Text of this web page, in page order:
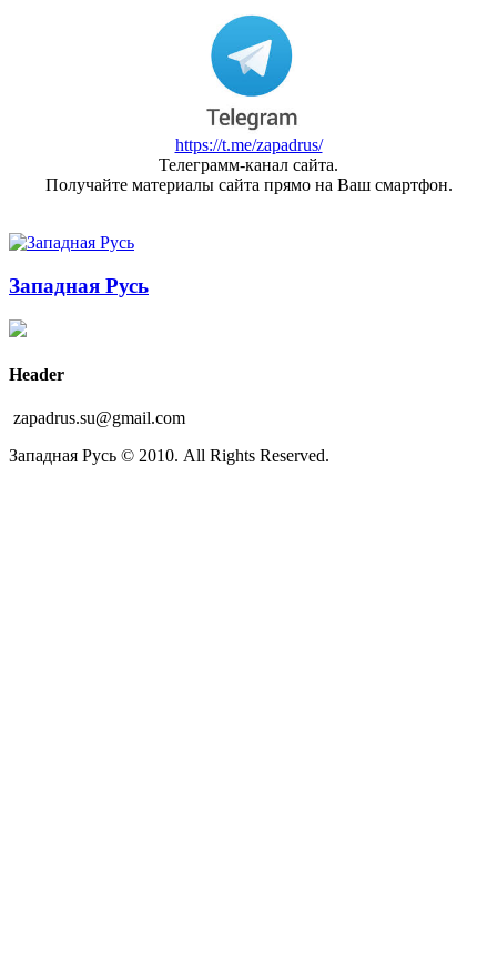
https://t.me/zapadrus/
Телеграмм-канал сайта.
Получайте материалы сайта прямо на Ваш смартфон.
Западная Русь
Header
zapadrus.su@gmail.com
Западная Русь © 2010. All Rights Reserved.